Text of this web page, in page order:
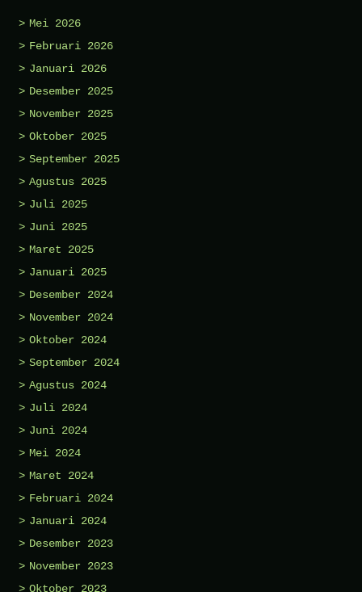
Mei 2026
Februari 2026
Januari 2026
Desember 2025
November 2025
Oktober 2025
September 2025
Agustus 2025
Juli 2025
Juni 2025
Maret 2025
Januari 2025
Desember 2024
November 2024
Oktober 2024
September 2024
Agustus 2024
Juli 2024
Juni 2024
Mei 2024
Maret 2024
Februari 2024
Januari 2024
Desember 2023
November 2023
Oktober 2023